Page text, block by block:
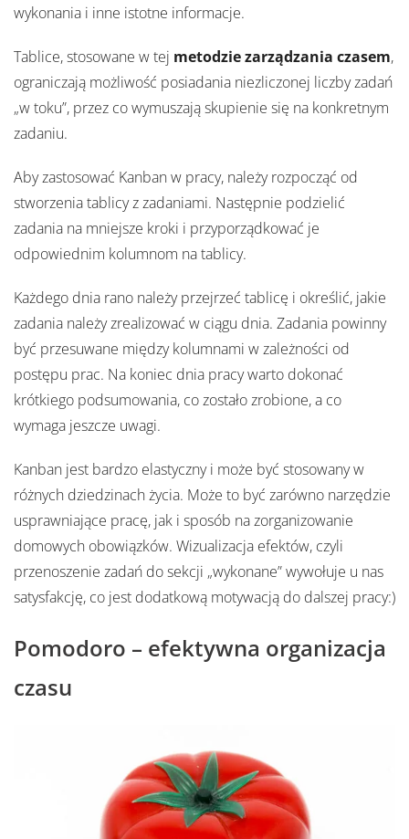
wykonania i inne istotne informacje.
Tablice, stosowane w tej metodzie zarządzania czasem,
ograniczają możliwość posiadania niezliczonej liczby zadań
„w toku”, przez co wymuszają skupienie się na konkretnym
zadaniu.
Aby zastosować Kanban w pracy, należy rozpocząć od
stworzenia tablicy z zadaniami. Następnie podzielić
zadania na mniejsze kroki i przyporządkować je
odpowiednim kolumnom na tablicy.
Każdego dnia rano należy przejrzeć tablicę i określić, jakie
zadania należy zrealizować w ciągu dnia. Zadania powinny
być przesuwane między kolumnami w zależności od
postępu prac. Na koniec dnia pracy warto dokonać
krótkiego podsumowania, co zostało zrobione, a co
wymaga jeszcze uwagi.
Kanban jest bardzo elastyczny i może być stosowany w
różnych dziedzinach życia. Może to być zarówno narzędzie
usprawniające pracę, jak i sposób na zorganizowanie
domowych obowiązków. Wizualizacja efektów, czyli
przenoszenie zadań do sekcji „wykonane” wywołuje u nas
satysfakcję, co jest dodatkową motywacją do dalszej pracy:)
Pomodoro – efektywna organizacja
czasu